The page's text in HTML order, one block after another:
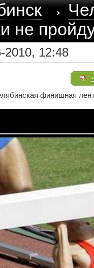
→
не
2010, 12:48
финишная